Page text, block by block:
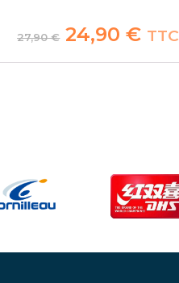
27,90€ Le
prix
était :
24,90€Le
prix
est :
TTC